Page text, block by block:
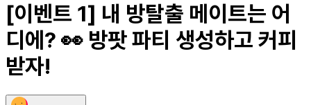
[이벤트 1] 내 방탈출 메이트는 어
디에? 👀 방팟 파티 생성하고 커피
받자!